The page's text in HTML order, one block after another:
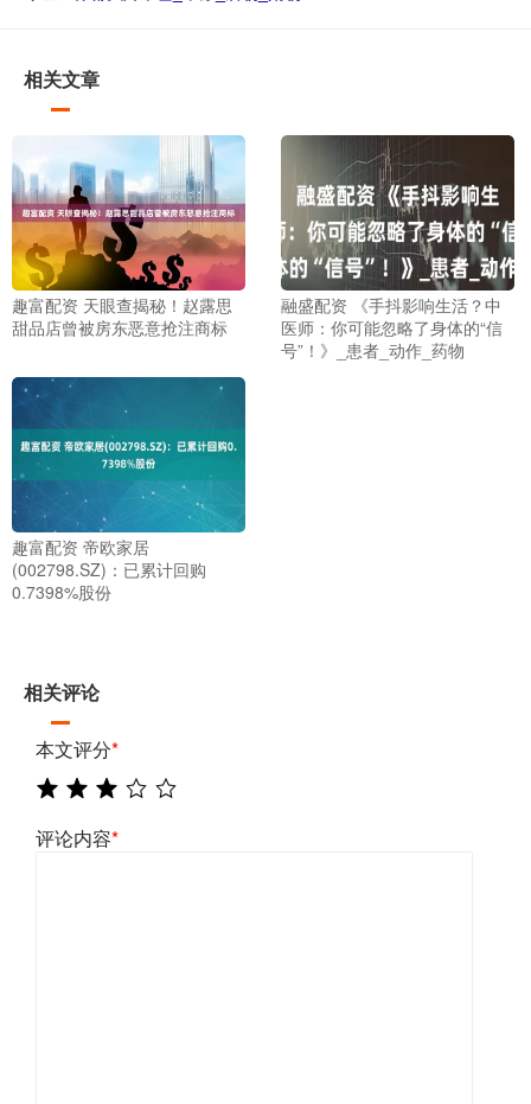
相关文章
趣富配资 天眼查揭秘！赵露思
甜品店曾被房东恶意抢注商标
融盛配资 《手抖影响生活？中
医师：你可能忽略了身体的“信
号”！》_患者_动作_药物
趣富配资 帝欧家居
(002798.SZ)：已累计回购
0.7398%股份
相关评论
本文评分*
评论内容*